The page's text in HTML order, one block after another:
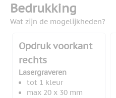
Bedrukking
Wat zijn de mogelijkheden?
Opdruk voorkant
rechts
Lasergraveren
tot 1 kleur
max 20 x 30 mm